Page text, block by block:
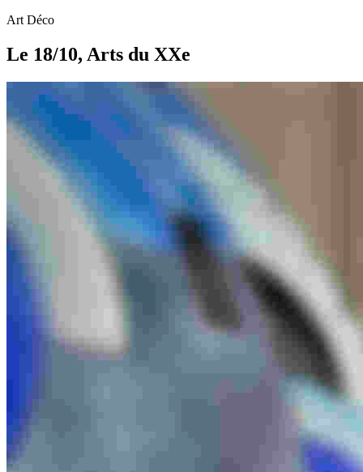
Art Déco
Le 18/10, Arts du XXe